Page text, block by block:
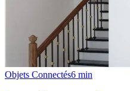
Objets Connectés6 min